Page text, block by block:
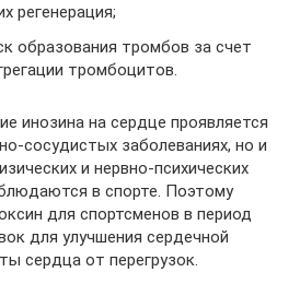
регенерация;
образования тромбов за счет
тромбоцитов.
инозина на сердце проявляется
сосудистых заболеваниях, но и
и нервно-психических
в спорте. Поэтому
для спортсменов в период
для улучшения сердечной
сердца от перегрузок.